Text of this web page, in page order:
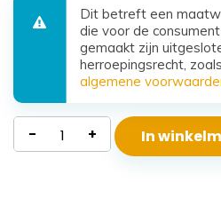
Dit betreft een
die voor de
gemaakt zijn
herroepingsrecht,
algemene
Matras
- + In